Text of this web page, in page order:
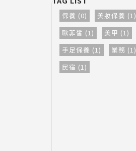
保養 (0)
美妝保養 (1)
歐菲皙 (1)
美甲 (1)
手足保養 (1)
業務 (1)
民宿 (1)